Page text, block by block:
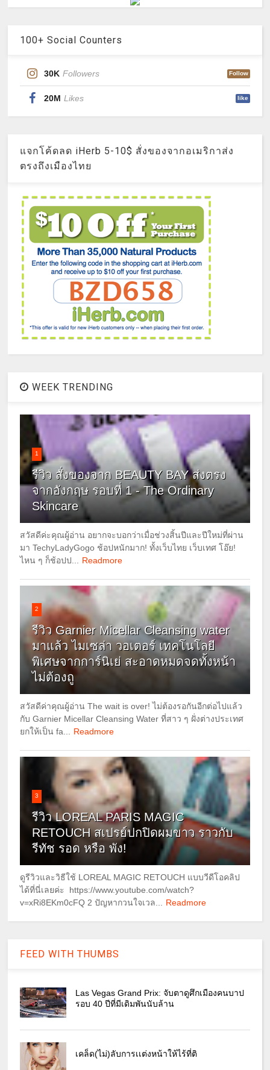
100+ Social Counters
30K Followers Follow
20M Likes like
แจกโค้ดลด iHerb 5-10$ สั่งของจากอเมริกาส่ง
ตรงถึงเมืองไทย
WEEK TRENDING
1
รีวิว สั่งของจาก BEAUTY BAY ส่งตรง
จากอังกฤษ รอบที่ 1 - The Ordinary
Skincare
สวัสดีค่ะคุณผู้อ่าน อยากจะบอกว่าเมื่อช่วงสิ้นปีและปีใหม่ที่ผ่าน
มา TechyLadyGogo ช้อปหนักมาก! ทั้งเว็บไทย เว็บเทศ โอ๊ย!
ไหน ๆ ก็ช้อปป... Readmore
2
รีวิว Garnier Micellar Cleansing water
มาแล้ว ไมเซล่า วอเตอร์ เทคโนโลยี
พิเศษจากการ์นิเย่ สะอาดหมดจดทั้งหน้า
ไม่ต้องถู
สวัสดีค่าคุณผู้อ่าน The wait is over! ไม่ต้องรอกันอีกต่อไปแล้ว
กับ Garnier Micellar Cleansing Water ที่สาว ๆ ฝั่งต่างประเทศ
ยกให้เป็น fa... Readmore
3
รีวิว LOREAL PARIS MAGIC
RETOUCH สเปรย์ปกปิดผมขาว ราวกับ
รีทัช รอด หรือ พัง!
ดูรีวิวและวิธีใช้ LOREAL MAGIC RETOUCH แบบวีดีโอคลิป
ได้ที่นี่เลยค่ะ https://www.youtube.com/watch?
v=xRi8EKm0cFQ 2 ปัญหากวนใจเวล... Readmore
FEED WITH THUMBS
Las Vegas Grand Prix: จับตาดูศึกเมืองคนบาป
รอบ 40 ปีที่มีเดิมพันนับล้าน
เคล็ด(ไม่)ลับการเเต่งหน้าให้ไร้ที่ติ